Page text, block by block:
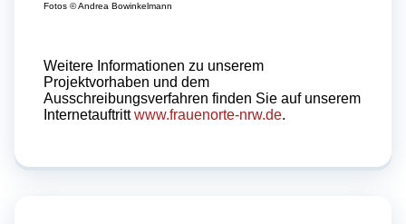
Fotos © Andrea Bowinkelmann
Weitere Informationen zu unserem
Projektvorhaben und dem
Ausschreibungsverfahren finden Sie auf unserem
Internetauftrittwww.frauenorte-nrw.de.